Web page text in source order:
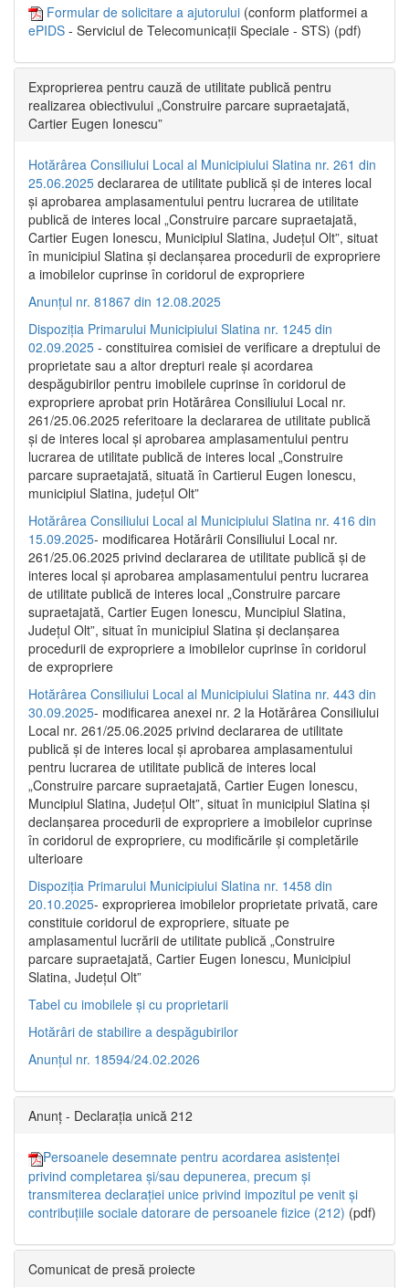
Formular de solicitare a ajutorului (conform platformei a
ePIDS - Serviciul de Telecomunicații Speciale - STS) (pdf)
Exproprierea pentru cauză de utilitate publică pentru
realizarea obiectivului „Construire parcare supraetajată,
Cartier Eugen Ionescu”
Hotărârea Consiliului Local al Municipiului Slatina nr. 261 din
25.06.2025 declararea de utilitate publică și de interes local
și aprobarea amplasamentului pentru lucrarea de utilitate
publică de interes local „Construire parcare supraetajată,
Cartier Eugen Ionescu, Municipiul Slatina, Județul Olt”, situat
în municipiul Slatina și declanșarea procedurii de expropriere
a imobilelor cuprinse în coridorul de expropriere
Anunțul nr. 81867 din 12.08.2025
Dispoziția Primarului Municipiului Slatina nr. 1245 din
02.09.2025 - constituirea comisiei de verificare a dreptului de
proprietate sau a altor drepturi reale și acordarea
despăgubirilor pentru imobilele cuprinse în coridorul de
expropriere aprobat prin Hotărârea Consiliului Local nr.
261/25.06.2025 referitoare la declararea de utilitate publică
și de interes local și aprobarea amplasamentului pentru
lucrarea de utilitate publică de interes local „Construire
parcare supraetajată, situată în Cartierul Eugen Ionescu,
municipiul Slatina, județul Olt”
Hotărârea Consiliului Local al Municipiului Slatina nr. 416 din
15.09.2025- modificarea Hotărârii Consiliului Local nr.
261/25.06.2025 privind declararea de utilitate publică și de
interes local și aprobarea amplasamentului pentru lucrarea
de utilitate publică de interes local „Construire parcare
supraetajată, Cartier Eugen Ionescu, Muncipiul Slatina,
Județul Olt”, situat în municipiul Slatina și declanșarea
procedurii de expropriere a imobilelor cuprinse în coridorul
de expropriere
Hotărârea Consiliului Local al Municipiului Slatina nr. 443 din
30.09.2025- modificarea anexei nr. 2 la Hotărârea Consiliului
Local nr. 261/25.06.2025 privind declararea de utilitate
publică şi de interes local şi aprobarea amplasamentului
pentru lucrarea de utilitate publică de interes local
„Construire parcare supraetajată, Cartier Eugen Ionescu,
Muncipiul Slatina, Judeţul Olt”, situat în municipiul Slatina şi
declanşarea procedurii de expropriere a imobilelor cuprinse
în coridorul de expropriere, cu modificările şi completările
ulterioare
Dispoziția Primarului Municipiului Slatina nr. 1458 din
20.10.2025- exproprierea imobilelor proprietate privată, care
constituie coridorul de expropriere, situate pe
amplasamentul lucrării de utilitate publică „Construire
parcare supraetajată, Cartier Eugen Ionescu, Municipiul
Slatina, Județul Olt”
Tabel cu imobilele și cu proprietarii
Hotărâri de stabilire a despăgubirilor
Anunțul nr. 18594/24.02.2026
Anunț - Declarația unică 212
Persoanele desemnate pentru acordarea asistenței
privind completarea și/sau depunerea, precum și
transmiterea declarației unice privind impozitul pe venit și
contribuțiile sociale datorare de persoanele fizice (212) (pdf)
Comunicat de presă proiecte